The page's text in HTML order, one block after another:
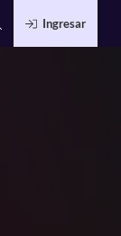
Ingresar